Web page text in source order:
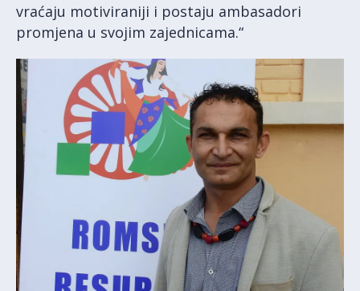
vraćaju motiviraniji i postaju ambasadori
promjena u svojim zajednicama.“